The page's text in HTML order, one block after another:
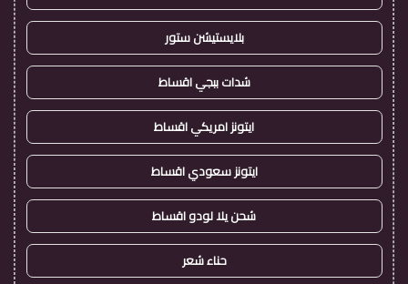
بلايستيشن ستور
شدات ببجي اقساط
ايتونز امريكي اقساط
ايتونز سعودي اقساط
شحن يلا لودو اقساط
حناء شعر